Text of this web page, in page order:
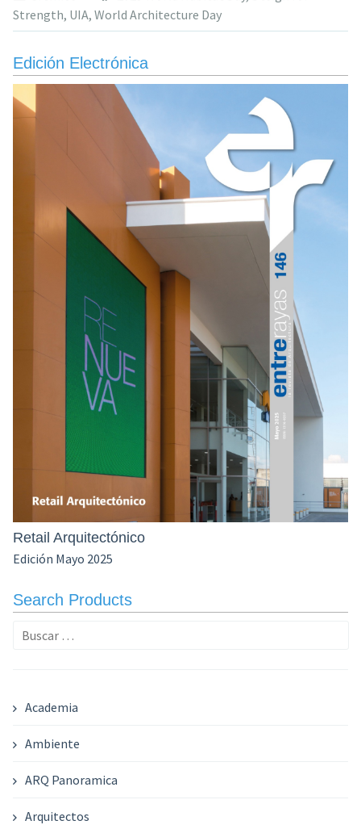
Design
Strength»
Strength, UIA, World Architecture Day
Edición Electrónica
Retail Arquitectónico
Edición Mayo 2025
Search Products
Buscar:
Academia
Ambiente
ARQ Panoramica
Arquitectos